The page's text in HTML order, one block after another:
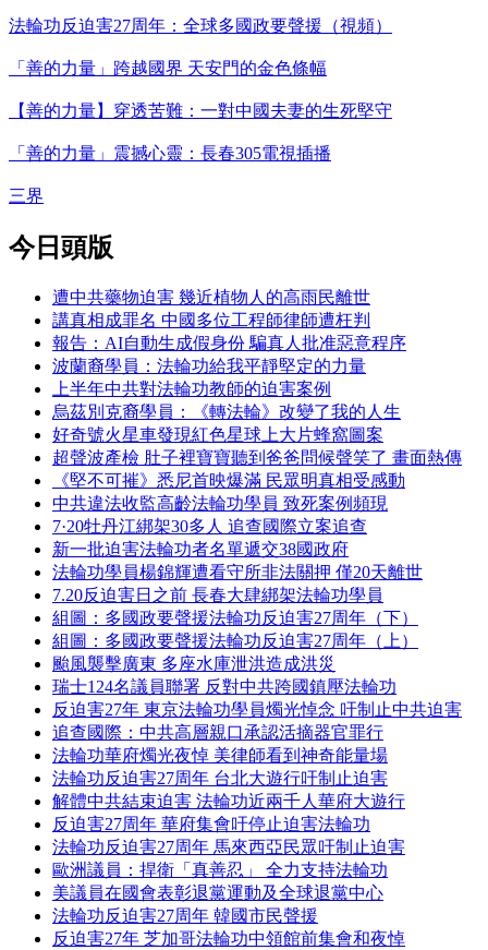
法輪功反迫害27周年：全球多國政要聲援（視頻）
「善的力量」跨越國界 天安門的金色條幅
【善的力量】穿透苦難：一對中國夫妻的生死堅守
「善的力量」震撼心靈：長春305電視插播
三界
今日頭版
遭中共藥物迫害 幾近植物人的高雨民離世
講真相成罪名 中國多位工程師律師遭枉判
報告：AI自動生成假身份 騙真人批准惡意程序
波蘭裔學員：法輪功給我平靜堅定的力量
上半年中共對法輪功教師的迫害案例
烏茲別克裔學員：《轉法輪》改變了我的人生
好奇號火星車發現紅色星球上大片蜂窩圖案
超聲波產檢 肚子裡寶寶聽到爸爸問候聲笑了 畫面熱傳
《堅不可摧》悉尼首映爆滿 民眾明真相受感動
中共違法收監高齡法輪功學員 致死案例頻現
7·20牡丹江綁架30多人 追查國際立案追查
新一批迫害法輪功者名單遞交38國政府
法輪功學員楊錦輝遭看守所非法關押 僅20天離世
7.20反迫害日之前 長春大肆綁架法輪功學員
組圖：多國政要聲援法輪功反迫害27周年（下）
組圖：多國政要聲援法輪功反迫害27周年（上）
颱風襲擊廣東 多座水庫泄洪造成洪災
瑞士124名議員聯署 反對中共跨國鎮壓法輪功
反迫害27年 東京法輪功學員燭光悼念 吁制止中共迫害
追查國際：中共高層親口承認活摘器官罪行
法輪功華府燭光夜悼 美律師看到神奇能量場
法輪功反迫害27周年 台北大遊行吁制止迫害
解體中共結束迫害 法輪功近兩千人華府大遊行
反迫害27周年 華府集會吁停止迫害法輪功
法輪功反迫害27周年 馬來西亞民眾吁制止迫害
歐洲議員：捍衛「真善忍」 全力支持法輪功
美議員在國會表彰退黨運動及全球退黨中心
法輪功反迫害27周年 韓國市民聲援
反迫害27年 芝加哥法輪功中領館前集會和夜悼